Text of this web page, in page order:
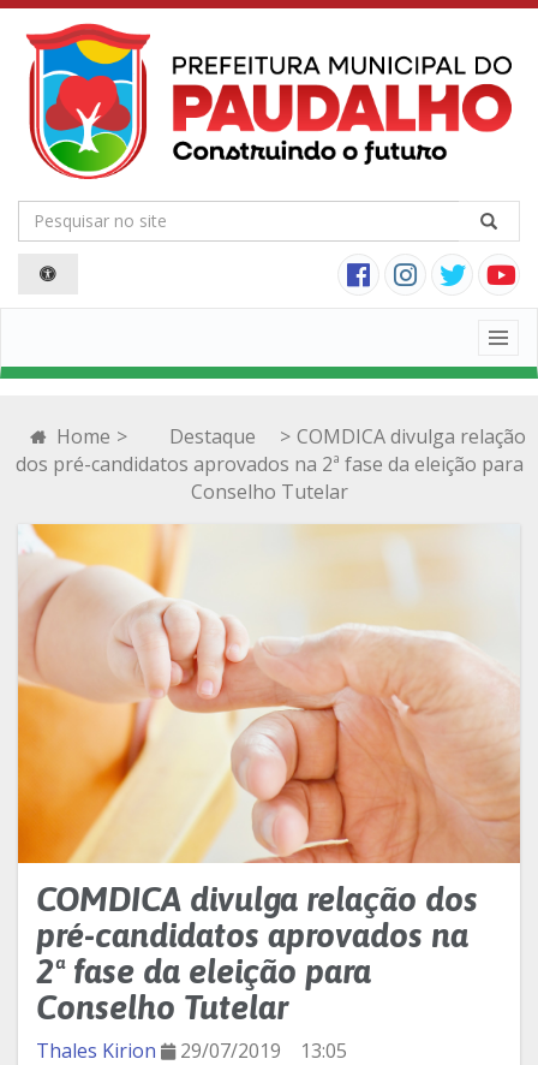
Home > Destaque > COMDICA divulga relação
dos pré-candidatos aprovados na 2ª fase da eleição para
Conselho Tutelar
COMDICA divulga relação dos
pré-candidatos aprovados na
2ª fase da eleição para
Conselho Tutelar
Thales Kirion 29/07/2019 13:05